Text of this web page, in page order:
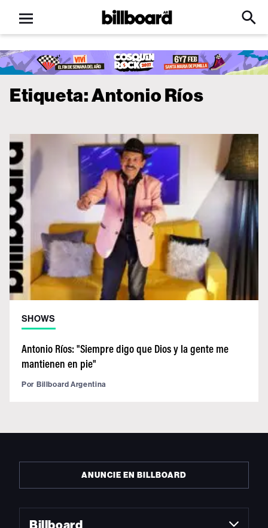
Open
menu
Billboard
Click
Input
Etiqueta:Antonio Ríos
SHOWS
Antonio Ríos: "Siempre digo que Dios y la gente me
mantienen en pie"
Por Billboard Argentina
ANUNCIE EN BILLBOARD
Billboard